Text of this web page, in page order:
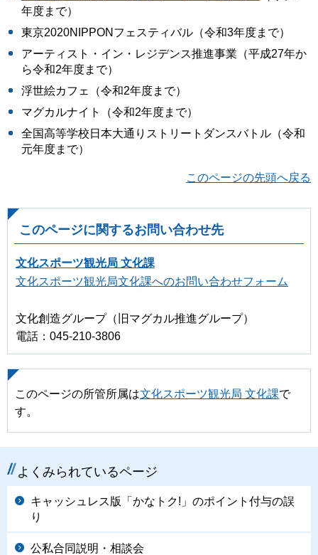
年度まで）
東京2020NIPPONフェスティバル（令和3年度まで）
アーティスト・イン・レジデンス推進事業（平成27年か
ら令和2年度まで）
浮世絵カフェ（令和2年度まで）
マグカルナイト（令和2年度まで）
全国高等学校日本大通りストリートダンスバトル（令和
元年度まで）
このページの先頭へ戻る
このページに関するお問い合わせ先
文化スポーツ観光局 文化課
文化スポーツ観光局文化課へのお問い合わせフォーム
文化創造グループ（旧マグカル推進グループ）
電話：045-210-3806
このページの所管所属は文化スポーツ観光局 文化課で
す。
よくみられているページ
キャッシュレス版「かなトク!」のポイント付与の誤
り
公私合同説明・相談会